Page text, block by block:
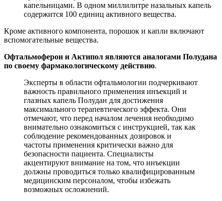
капельницами. В одном миллилитре назальных капель
содержится 100 единиц активного вещества.
Кроме активного компонента, порошок и капли включают
вспомогательные вещества.
Офтальмоферон и Актипол являются аналогами Полудана
по своему фармакологическому действию.
Эксперты в области офтальмологии подчеркивают
важность правильного применения инъекций и
глазных капель Полудан для достижения
максимального терапевтического эффекта. Они
отмечают, что перед началом лечения необходимо
внимательно ознакомиться с инструкцией, так как
соблюдение рекомендованных дозировок и
частоты применения критически важно для
безопасности пациента. Специалисты
акцентируют внимание на том, что инъекции
должны проводиться только квалифицированным
медицинским персоналом, чтобы избежать
возможных осложнений.